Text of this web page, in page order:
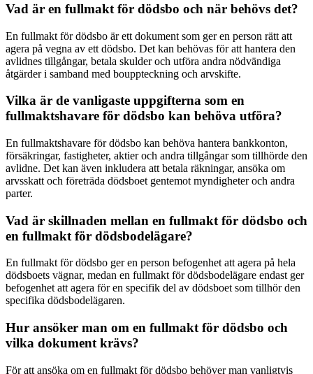
Vad är en fullmakt för dödsbo och när behövs det?
En fullmakt för dödsbo är ett dokument som ger en person rätt att
agera på vegna av ett dödsbo. Det kan behövas för att hantera den
avlidnes tillgångar, betala skulder och utföra andra nödvändiga
åtgärder i samband med bouppteckning och arvskifte.
Vilka är de vanligaste uppgifterna som en
fullmaktshavare för dödsbo kan behöva utföra?
En fullmaktshavare för dödsbo kan behöva hantera bankkonton,
försäkringar, fastigheter, aktier och andra tillgångar som tillhörde den
avlidne. Det kan även inkludera att betala räkningar, ansöka om
arvsskatt och företräda dödsboet gentemot myndigheter och andra
parter.
Vad är skillnaden mellan en fullmakt för dödsbo och
en fullmakt för dödsbodelägare?
En fullmakt för dödsbo ger en person befogenhet att agera på hela
dödsboets vägnar, medan en fullmakt för dödsbodelägare endast ger
befogenhet att agera för en specifik del av dödsboet som tillhör den
specifika dödsbodelägaren.
Hur ansöker man om en fullmakt för dödsbo och
vilka dokument krävs?
För att ansöka om en fullmakt för dödsbo behöver man vanligtvis